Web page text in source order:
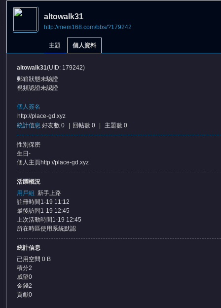
›
altowalk31
http://mem168.com/bbs/?179242
主題 個人資料
altowalk31(UID: 179242)
郵箱狀態未驗證
視頻認證未認證
個人簽名
http://place-gd.xyz
統計信息 好友數 0 回帖數 0 主題數 0
性別 保密
生日 -
個人主頁http://place-gd.xyz
活躍概況
用戶組
新手上路
註冊時間 1-19 11:12
最後訪問1-19 12:45
上次活動時間 1-19 12:45
所在時區使用系統默認
統計信息
已用空間 0 B
積分2
威望0
金錢2
貢獻0